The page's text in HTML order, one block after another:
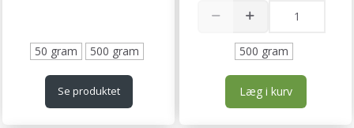
50 gram 500 gram
Se produktet
500 gram
Læg i kurv